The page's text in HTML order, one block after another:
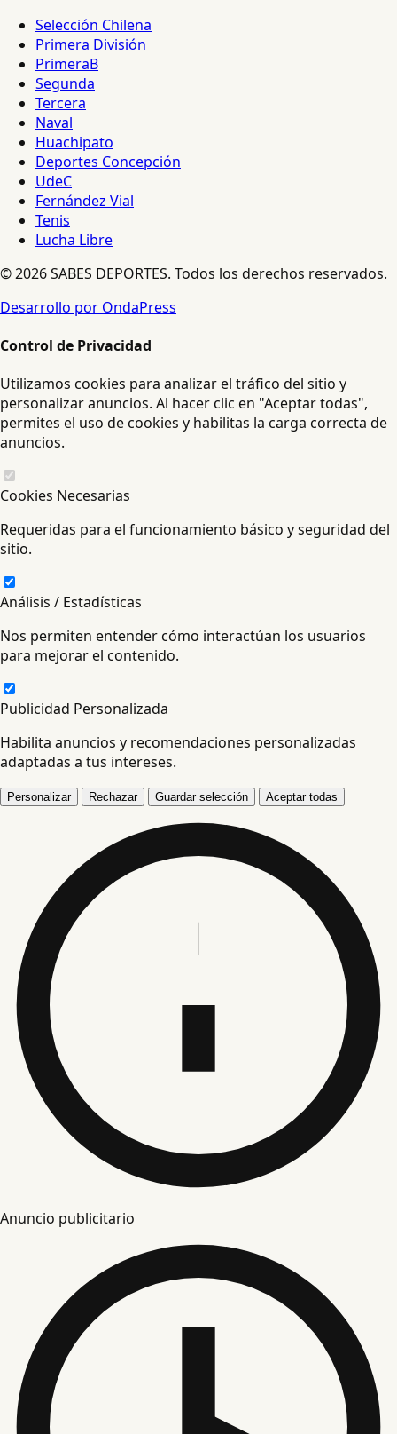
Selección Chilena
Primera División
PrimeraB
Segunda
Tercera
Naval
Huachipato
Deportes Concepción
UdeC
Fernández Vial
Tenis
Lucha Libre
© 2026 SABES DEPORTES. Todos los derechos reservados.
Desarrollo por OndaPress
Control de Privacidad
Utilizamos cookies para analizar el tráfico del sitio y
personalizar anuncios. Al hacer clic en "Aceptar todas",
permites el uso de cookies y habilitas la carga correcta de
anuncios.
Cookies Necesarias
Requeridas para el funcionamiento básico y seguridad del
sitio.
Análisis / Estadísticas
Nos permiten entender cómo interactúan los usuarios
para mejorar el contenido.
Publicidad Personalizada
Habilita anuncios y recomendaciones personalizadas
adaptadas a tus intereses.
Personalizar Rechazar Guardar selección Aceptar todas
Anuncio publicitario